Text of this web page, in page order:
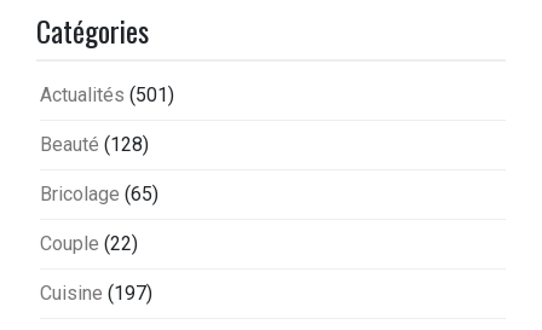
Catégories
Actualités (501)
Beauté (128)
Bricolage (65)
Couple (22)
Cuisine (197)